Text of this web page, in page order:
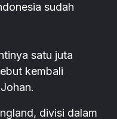
sudah
satu juta
kembali
divisi dalam